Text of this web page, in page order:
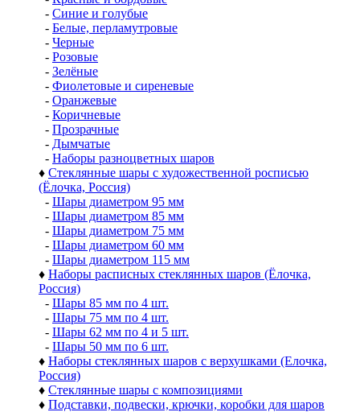
- Синие и голубые
- Белые, перламутровые
- Черные
- Розовые
- Зелёные
- Фиолетовые и сиреневые
- Оранжевые
- Коричневые
- Прозрачные
- Дымчатые
- Наборы разноцветных шаров
♦ Стеклянные шары с художественной росписью
(Ёлочка, Россия)
- Шары диаметром 95 мм
- Шары диаметром 85 мм
- Шары диаметром 75 мм
- Шары диаметром 60 мм
- Шары диаметром 115 мм
♦ Наборы расписных стеклянных шаров (Ёлочка,
Россия)
- Шары 85 мм по 4 шт.
- Шары 75 мм по 4 шт.
- Шары 62 мм по 4 и 5 шт.
- Шары 50 мм по 6 шт.
♦ Наборы стеклянных шаров с верхушками (Елочка,
Россия)
♦ Стеклянные шары с композициями
♦ Подставки, подвески, крючки, коробки для шаров